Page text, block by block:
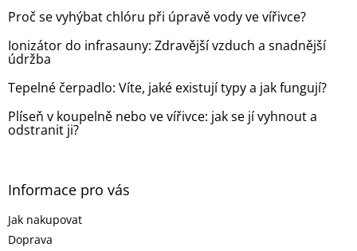
Proč se vyhýbat chlóru při úpravě vody ve vířivce?
Ionizátor do infrasauny: Zdravější vzduch a snadnější
údržba
Tepelné čerpadlo: Víte, jaké existují typy a jak fungují?
Plíseň v koupelně nebo ve vířivce: jak se jí vyhnout a
odstranit ji?
Informace pro vás
Jak nakupovat
Doprava